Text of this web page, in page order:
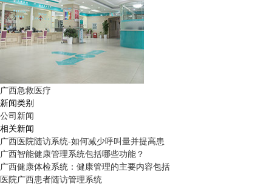
广西急救医疗
新闻类别
公司新闻
相关新闻
广西医院随访系统-如何减少呼叫量并提高患
广西智能健康管理系统包括哪些功能？
广西健康体检系统：健康管理的主要内容包括
医院广西患者随访管理系统